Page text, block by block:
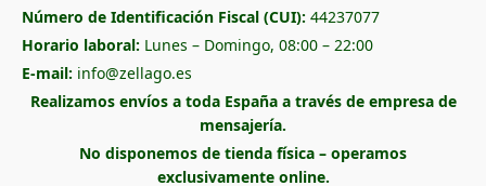
Número de Identificación Fiscal (CUI): 44237077
Horario laboral: Lunes – Domingo, 08:00 – 22:00
E-mail: info@zellago.es
Realizamos envíos a toda España a través de empresa de
mensajería.
No disponemos de tienda física – operamos
exclusivamente online.